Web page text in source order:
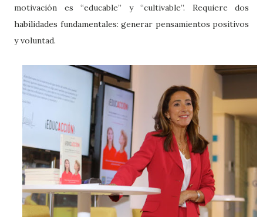
motivación es “educable” y “cultivable”. Requiere dos
habilidades fundamentales: generar pensamientos positivos
y voluntad.